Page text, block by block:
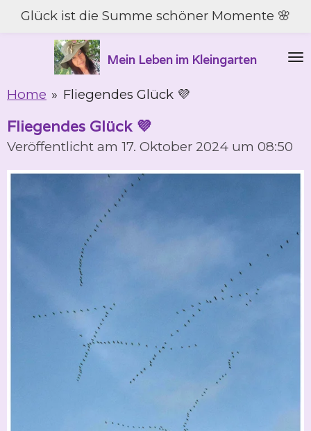
Zum
springen
Mein Leben im Kleingarten
Glück ist die Summe schöner Momente 🌸
Home » Fliegendes Glück 💜
Fliegendes Glück 💜
Veröffentlicht am 17. Oktober 2024 um 08:50